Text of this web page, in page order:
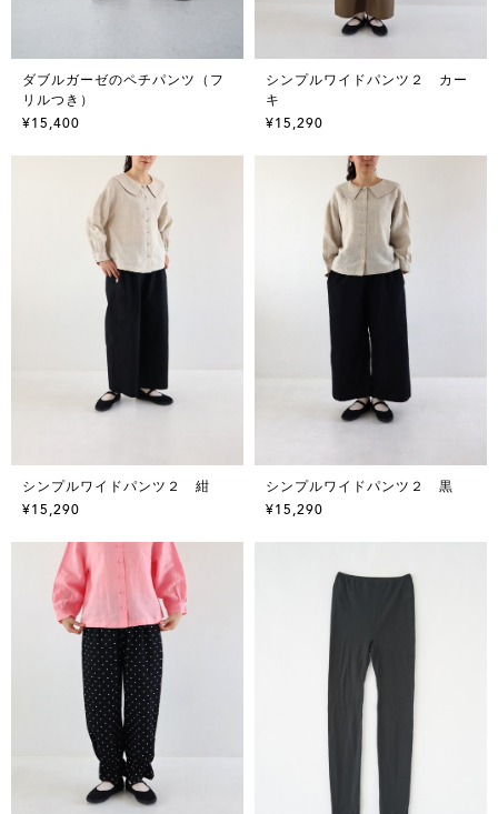
ダブルガーゼのペチパンツ（フ
リルつき）
¥15,400
シンプルワイドパンツ２ カー
キ
¥15,290
シンプルワイドパンツ２ 紺
¥15,290
シンプルワイドパンツ２ 黒
¥15,290